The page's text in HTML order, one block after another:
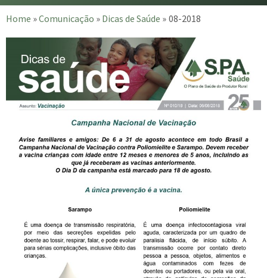
Home »Comunicação » Dicas de Saúde » 08-2018